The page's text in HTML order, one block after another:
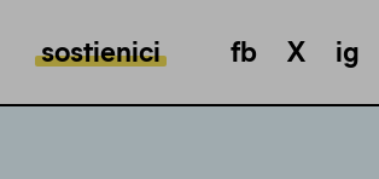
sostienici fb X ig